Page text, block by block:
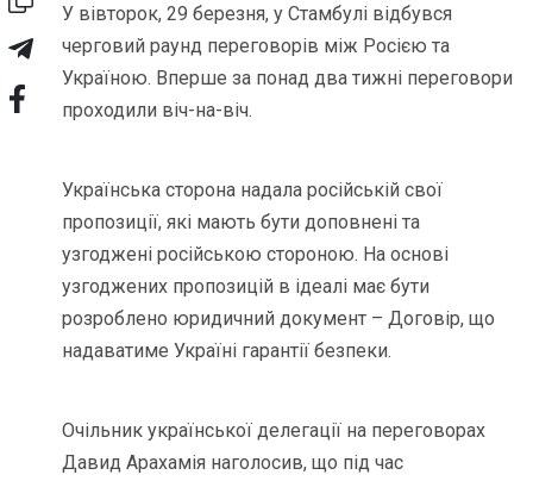
У вівторок, 29 березня, у Стамбулі відбувся
черговий раунд переговорів між Росією та
Україною. Вперше за понад два тижні переговори
проходили віч-на-віч.
Українська сторона надала російській свої
пропозиції, які мають бути доповнені та
узгоджені російською стороною. На основі
узгоджених пропозицій в ідеалі має бути
розроблено юридичний документ – Договір, що
надаватиме Україні гарантії безпеки.
Очільник української делегації на переговорах
Давид Арахамія наголосив, що під час